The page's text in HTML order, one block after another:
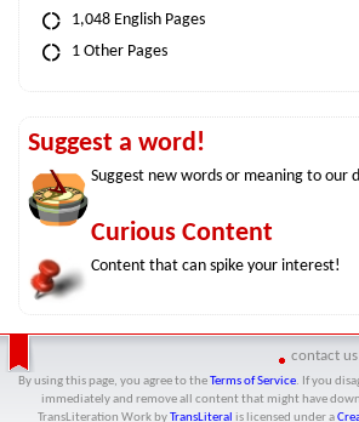
1,048 English Pages
1 Other Pages
Suggest a word!
Suggest new words or meaning to our
Curious Content
Content that can spike your interest!
contact us
By using this page, you agree to the Terms of Service. If you
immediately and remove all content that might have
TransLiteration Workby TransLiteral is licensed under a